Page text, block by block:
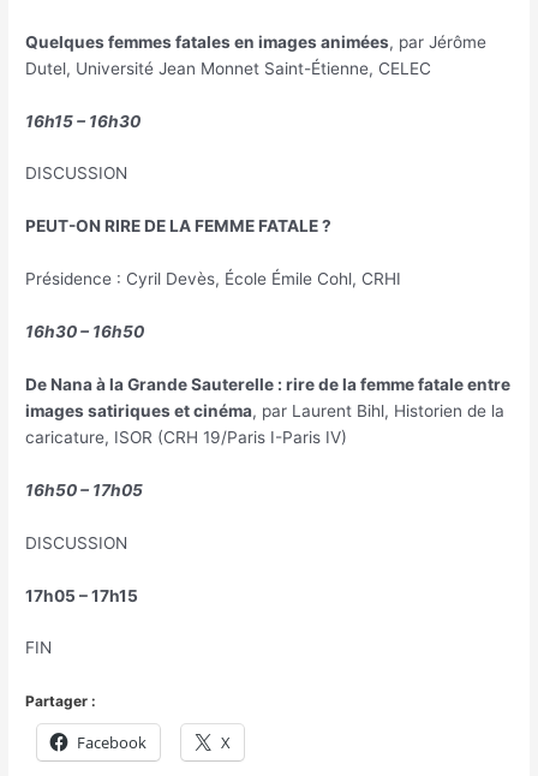
Quelques femmes fatales en images animées, par Jérôme
Dutel, Université Jean Monnet Saint-Étienne, CELEC
16h15 – 16h30
DISCUSSION
PEUT-ON RIRE DE LA FEMME FATALE ?
Présidence : Cyril Devès, École Émile Cohl, CRHI
16h30 – 16h50
De Nana à la Grande Sauterelle : rire de la femme fatale entre
images satiriques et cinéma, par Laurent Bihl, Historien de la
caricature, ISOR (CRH 19/Paris I-Paris IV)
16h50 – 17h05
DISCUSSION
17h05 – 17h15
FIN
Partager :
Facebook X